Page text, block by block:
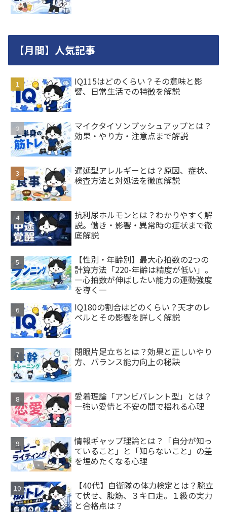
【月間】人気記事
IQ115はどのくらい？その意味と影
響、日常生活での特徴を解説
マイクタイソンプッシュアップとは？
効果・やり方・注意点まで解説
遅延型アレルギーとは？原因、症状、
検査方法と対処法を徹底解説
抗利尿ホルモンとは？わかりやすく解
説。働き・影響・異常時の症状まで徹
底解説
【性別・年齢別】最大心拍数の2つの
計算方法「220-年齢は精度が低い」。
―心拍数が伸ばしたい能力の運動強度
を導く―
IQ180の割合はどのくらい？天才のレ
ベルとその影響を詳しく解説
閉眼片足立ちとは？効果と正しいやり
方、バランス能力向上の秘訣
愛着理論「アンビバレント型」とは？
—強い愛情と不安の間で揺れる心理
情報ギャップ理論とは？「自分が知っ
ていること」と「知らないこと」の差
を埋めたくなる心理
【40代】自衛隊の体力検定とは？腕立
て伏せ、腹筋、３キロ走。１級の実力
と合格点は？